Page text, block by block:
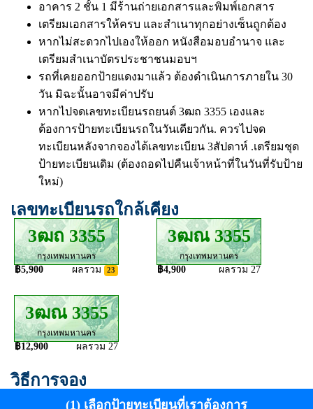
อาคาร 2 ชั้น 1 มีร้านถ่ายเอกสารและพิมพ์เอกสาร
เตรียมเอกสารให้ครบ และสำเนาทุกอย่างเซ็นถูกต้อง
หากไม่สะดวกไปเองให้ออก หนังสือมอบอำนาจ และ
เตรียมสำเนาบัตรประชาชนมอบฯ
รถที่เคยออกป้ายแดงมาแล้ว ต้องดำเนินการภายใน 30
วัน มิฉะนั้นอาจมีค่าปรับ
หากไปจดเลขทะเบียนรถยนต์ 3ฒถ 3355 เองและ
ต้องการป้ายทะเบียนรถในวันเดียวกัน. ควรไปจด
ทะเบียนหลังจากจองได้เลขทะเบียน 3สัปดาห์ .เตรียมชุด
ป้ายทะเบียนเดิม (ต้องถอดไปคืนเจ้าหน้าที่ในวันที่รับป้าย
ใหม่)
เลขทะเบียนรถใกล้เคียง
3ฒถ 3355
กรุงเทพมหานคร
฿5,900 ผลรวม 23
3ฒณ 3355
กรุงเทพมหานคร
฿4,900 ผลรวม 27
3ฒณ 3355
กรุงเทพมหานคร
฿12,900 ผลรวม 27
วิธีการจอง
(1) เลือกป้ายทะเบียนที่เราต้องการ